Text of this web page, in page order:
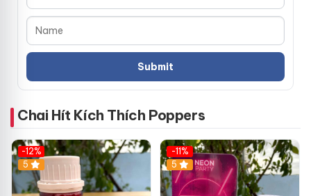
Chai Hít Kích Thích Poppers
-12%
5
-11%
5